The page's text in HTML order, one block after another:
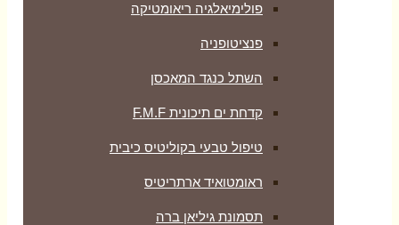
פולימיאלגיה ריאומטיקה
‏פנציטופניה
השתל כנגד המאכסן
קדחת ים תיכונית F.M.F
טיפול טבעי בקוליטיס כיבית
ראומטואיד ארתריטיס
תסמונת גיליאן ברה